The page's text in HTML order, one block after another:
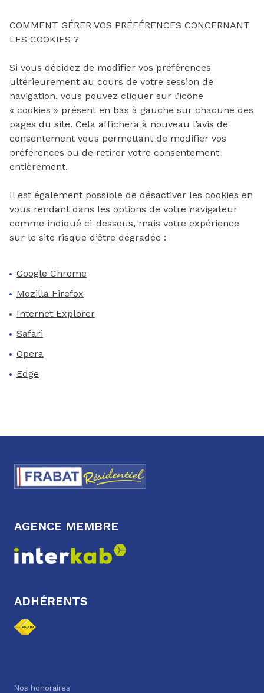
COMMENT GÉRER VOS PRÉFÉRENCES CONCERNANT
LES COOKIES ?
Si vous décidez de modifier vos préférences
ultérieurement au cours de votre session de
navigation, vous pouvez cliquer sur l’icône
« cookies » présent en bas à gauche sur chacune des
pages du site. Cela affichera à nouveau l’avis de
consentement vous permettant de modifier vos
préférences ou de retirer votre consentement
entièrement.
Il est également possible de désactiver les cookies en
vous rendant dans les options de votre navigateur
comme indiqué ci-dessous, mais votre expérience
sur le site risque d’être dégradée :
Google Chrome
Mozilla Firefox
Internet Explorer
Safari
Opera
Edge
AGENCE MEMBRE
ADHÉRENTS
Nos honoraires